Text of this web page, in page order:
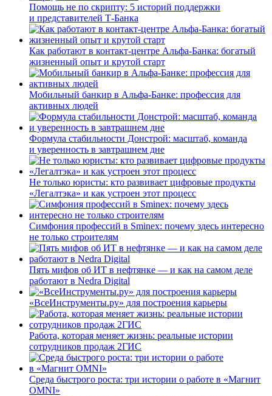
Помощь не по скрипту: 5 историй поддержки
и представителей Т-Банка
Как работают в контакт-центре Альфа-Банка: богатый
жизненный опыт и крутой старт
Мобильный банкир в Альфа-Банке: профессия для
активных людей
Формула стабильности Донстрой: масштаб, команда
и уверенность в завтрашнем дне
Не только юристы: кто развивает цифровые продукты
«Легалтэка» и как устроен этот процесс
Симфония профессий в Sminex: почему здесь интересно
не только строителям
Пять мифов об ИТ в нефтянке — и как на самом деле
работают в Nedra Digital
«ВсеИнструменты.ру» для построения карьеры
Работа, которая меняет жизнь: реальные истории
сотрудников продаж 2ГИС
Среда быстрого роста: три истории о работе в «Магнит
OMNI»